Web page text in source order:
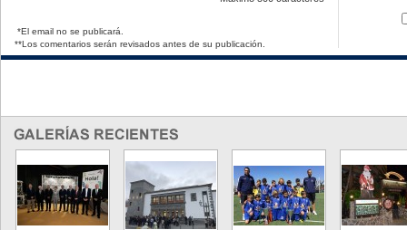
*El email no se publicará.
**Los comentarios serán revisados antes de su publicación.